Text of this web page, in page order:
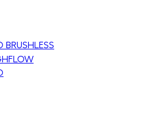
BRUSHLESS